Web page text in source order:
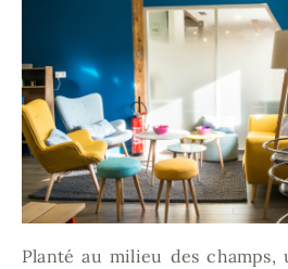
Planté au milieu des champs,